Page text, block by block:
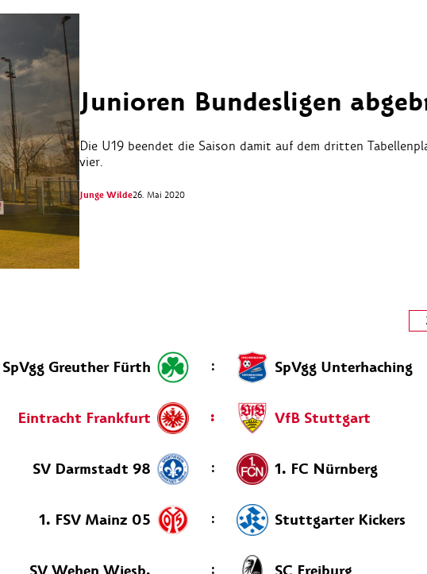
Junioren Bundesligen
Die U19 beendet die Saison damit auf dem dritten
vier.
Junge Wilde26. Mai 2020
SpVgg Greuther Fürth : SpVgg Unterhaching
Eintracht Frankfurt : VfB Stuttgart
SV Darmstadt 98 : 1. FC Nürnberg
1. FSV Mainz 05 : Stuttgarter Kickers
: